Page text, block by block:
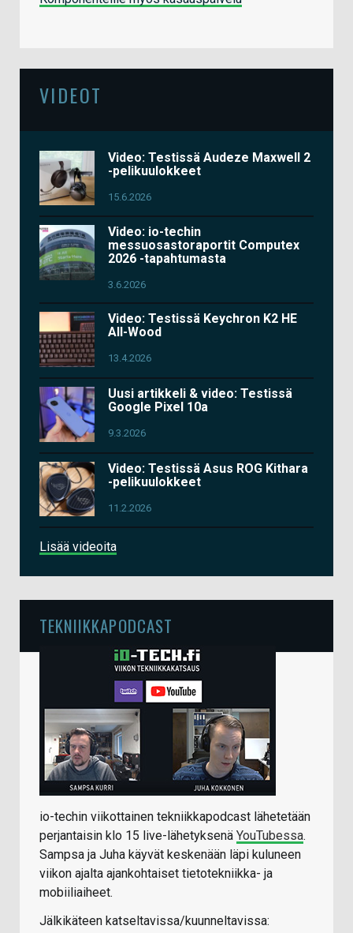
VIDEOT
Video: Testissä Audeze Maxwell 2
-pelikuulokkeet
15.6.2026
Video: io-techin
messuosastoraportit Computex
2026 -tapahtumasta
3.6.2026
Video: Testissä Keychron K2 HE
All-Wood
13.4.2026
Uusi artikkeli & video: Testissä
Google Pixel 10a
9.3.2026
Video: Testissä Asus ROG Kithara
-pelikuulokkeet
11.2.2026
Lisää videoita
TEKNIIKKAPODCAST
io-techin viikottainen tekniikkapodcast lähetetään
perjantaisin klo 15 live-lähetyksenä YouTubessa.
Sampsa ja Juha käyvät keskenään läpi kuluneen
viikon ajalta ajankohtaiset tietotekniikka- ja
mobiiliaiheet.
Jälkikäteen katseltavissa/kuunneltavissa: